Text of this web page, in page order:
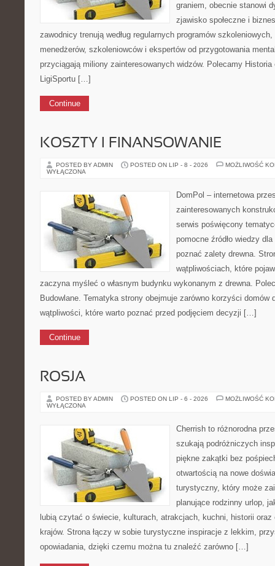
graniem, obecnie stanowi
zjawisko społeczne i
zawodnicy trenują według regularnych programów
menedżerów, szkoleniowców i ekspertów od przygotowania
przyciągają miliony zainteresowanych widzów. Polecamy
LigiSportu […]
Continue
KOSZTY I FINANSOWANIE
POSTED BY ADMIN POSTED ON LIP - 8 - 2026
MOŻLIWOŚĆ
WYŁĄCZONA
DomPol – internetowa
zainteresowanych
serwis poświęcony
pomocne źródło wiedzy
poznać zalety drewna.
wątpliwościach, które
zaczyna myśleć o własnym budynku wykonanym z drewna.
Budowlane. Tematyka strony obejmuje zarówno korzyści domów
wątpliwości, które warto poznać przed podjęciem decyzji […]
Continue
ROSJA
POSTED BY ADMIN POSTED ON LIP - 6 - 2026
MOŻLIWOŚĆ
WYŁĄCZONA
Cherrish to różnorodna
szukają podróżniczych
piękne zakątki bez
otwartością na nowe
turystyczny, który może
planujące rodzinny urlop,
lubią czytać o świecie, kulturach, atrakcjach, kuchni, historii
krajów. Strona łączy w sobie turystyczne inspiracje z lekkim,
opowiadania, dzięki czemu można tu znaleźć zarówno […]